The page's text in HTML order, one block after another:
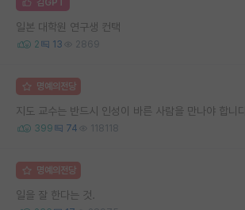
일본 대학원 연구생 컨택
2 13 2869
명예의전당
지도 교수는 반드시 인성이 바른 사람을 만나야 합니다.
399 74 118118
명예의전당
일을 잘 한다는 것.